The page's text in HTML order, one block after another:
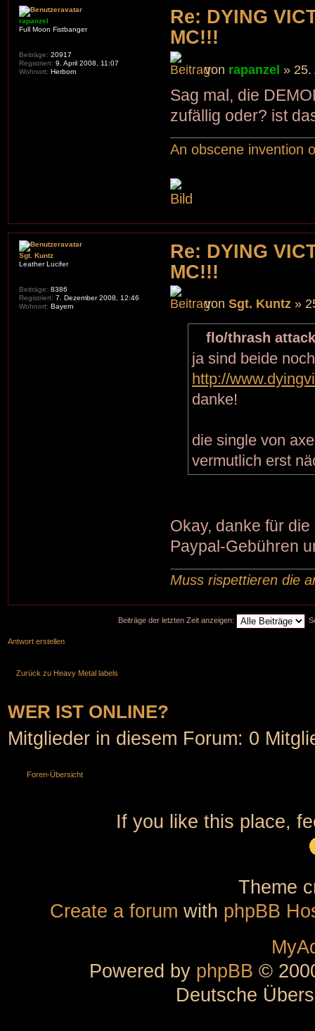
Re: DYING
MC!!!
von rapanzel » 25.
Sag mal, die
zufällig oder? ist
An obscene invention
rapanzel
Full Moon Fistbanger
Beiträge: 20917
Registriert: 9. April 2008, 11:07
Wohnort: Herborn
Re: DYING
MC!!!
vonSgt. Kuntz »
flo/thrash
ja sind beide
http://
danke!
die single von
vermutlich erst
Okay, danke für
Paypal-Gebühren
Muss rispettieren die
Sgt. Kuntz
Leather Lucifer
Beiträge: 8386
Registriert: 7. Dezember 2008, 12:46
Wohnort: Bayern
Beiträge der letzten Zeit anzeigen:
Antwort erstellen
Zurück zu Heavy Metal labels
WER IST ONLINE?
Mitglieder in diesem Forum: 0
Foren-Übersicht
If you like this place,
Theme
Create a forum with phpBB
Powered by phpBB ©
Deutsche